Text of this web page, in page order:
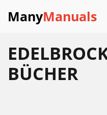
ManyManuals
BÜCHER